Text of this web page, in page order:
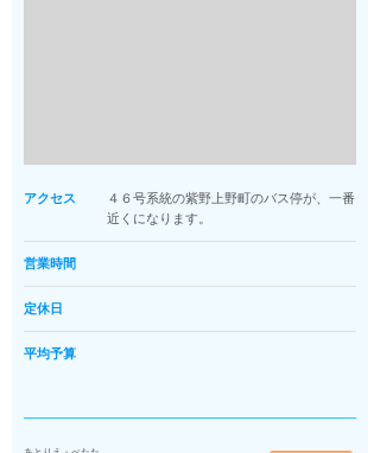
アクセス
４６号系統の紫野上野町のバス停が、一番
近くになります。
営業時間
定休日
平均予算